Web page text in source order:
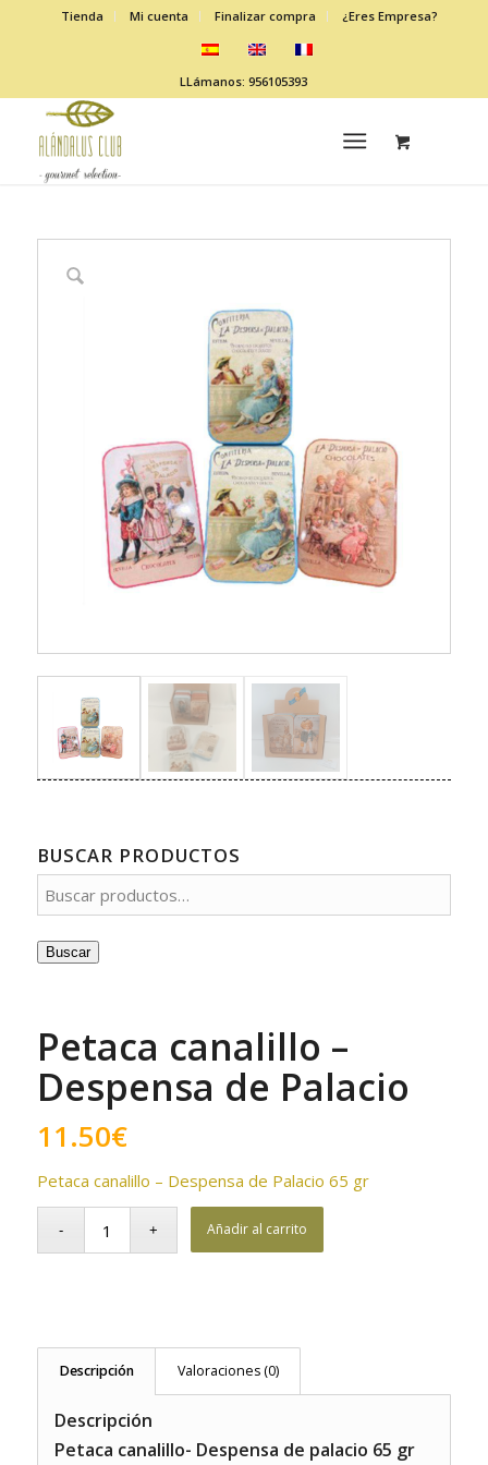
Tienda Mi cuenta Finalizar compra ¿Eres Empresa?
LLámanos: 956105393
BUSCAR PRODUCTOS
Buscar
Petaca canalillo –
Despensa de Palacio
11.50€
Petaca canalillo – Despensa de Palacio 65 gr
Añadir al carrito
Descripción Valoraciones (0)
Descripción
Petaca canalillo- Despensa de palacio 65 gr